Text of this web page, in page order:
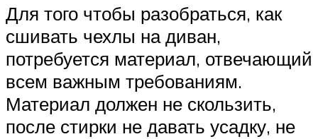
Для того чтобы разобраться, как
сшивать чехлы на диван,
потребуется материал, отвечающий
всем важным требованиям.
Материал должен не скользить,
после стирки не давать усадку, не